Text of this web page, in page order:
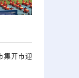
集开市迎